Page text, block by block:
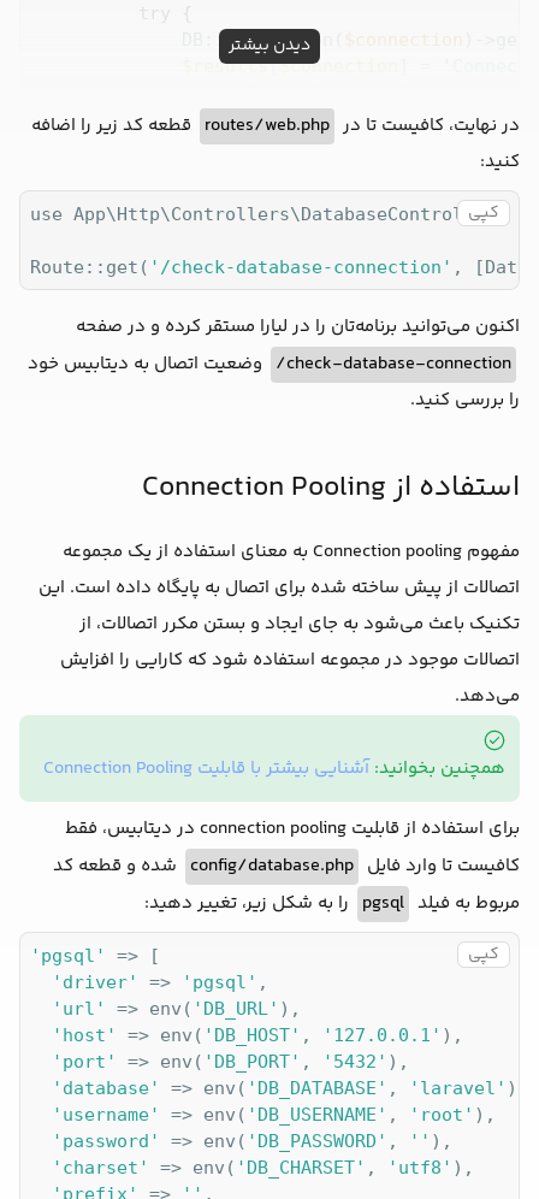
          try {
              DB::connection(
$connection
$results[$connection
$results[$connection ] =
return response()->json($results );
}
دیدن بیشتر
در نهایت، کافیست تا در routes/web.php قطعه کد زیر را اضافه
کنید:
کپی
use App\Http\Controllers\DatabaseController;
Route::get( '/check-database-connection' ,
اکنون می‌توانید برنامه‌تان را در لیارا مستقر کرده و در صفحه
check-database-connection/
وضعیت اتصال به دیتابیس خود
را بررسی کنید.
استفاده از Connection Pooling
مفهوم Connection pooling به معنای استفاده از یک مجموعه
اتصالات از پیش ساخته شده برای اتصال به پایگاه داده است. این
تکنیک باعث می‌شود به جای ایجاد و بستن مکرر اتصالات، از
اتصالات موجود در مجموعه استفاده شود که کارایی را افزایش
می‌دهد.
همچنین بخوانید:آشنایی بیشتر با قابلیت Connection Pooling
برای استفاده از قابلیت connection pooling در دیتابیس، فقط
کافیست تا وارد فایل config/database.php شده و قطعه کد
مربوط به فیلد pgsql را به شکل زیر، تغییر دهید:
کپی 'pgsql'
=> [
'driver'
=> 'pgsql' ,
'url'
=> env( 'DB_URL' ),
'host'
=> env( 'DB_HOST' , '127.0.0.1' ),
'port'
=> env( 'DB_PORT' , '5432' ),
'database'
=> env( 'DB_DATABASE' , 'laravel' ),
'username'
=> env( 'DB_USERNAME' , 'root' ),
'password'
=> env( 'DB_PASSWORD' , '' ),
'charset'
=> env( 'DB_CHARSET' , 'utf8' ),
'prefix'
=> '' ,